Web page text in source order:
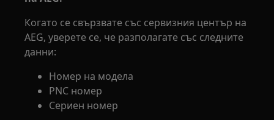
Когато се свързвате със сервизния център на
AEG, уверете се, че разполагате със следните
данни:
Номер на модела
PNC номер
Сериен номер